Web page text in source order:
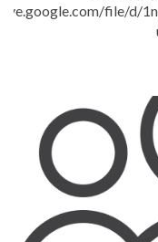
file/d/